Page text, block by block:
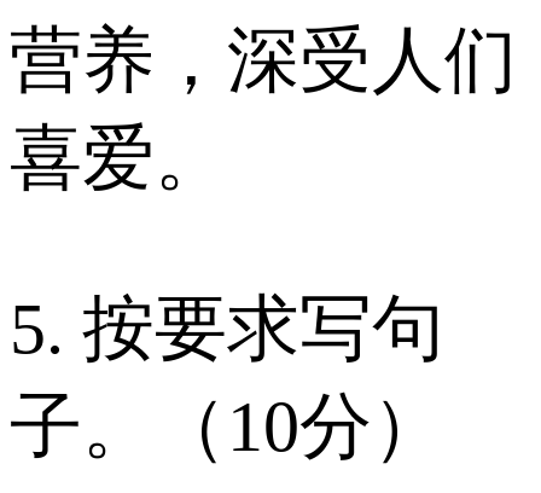
营养，深受人们
喜爱。
5. 按要求写句
子。（10分）